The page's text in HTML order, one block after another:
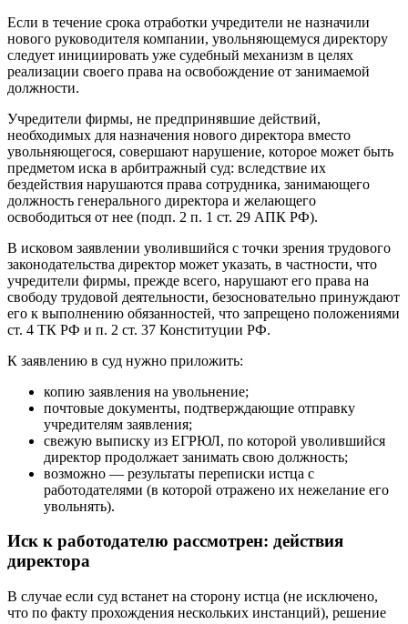
Если в течение срока отработки учредители не назначили
нового руководителя компании, увольняющемуся директору
следует инициировать уже судебный механизм в целях
реализации своего права на освобождение от занимаемой
должности.
Учредители фирмы, не предпринявшие действий,
необходимых для назначения нового директора вместо
увольняющегося, совершают нарушение, которое может быть
предметом иска в арбитражный суд: вследствие их
бездействия нарушаются права сотрудника, занимающего
должность генерального директора и желающего
освободиться от нее (подп. 2 п. 1 ст. 29 АПК РФ).
В исковом заявлении уволившийся с точки зрения трудового
законодательства директор может указать, в частности, что
учредители фирмы, прежде всего, нарушают его права на
свободу трудовой деятельности, безосновательно принуждают
его к выполнению обязанностей, что запрещено положениями
ст. 4 ТК РФ и п. 2 ст. 37 Конституции РФ.
К заявлению в суд нужно приложить:
копию заявления на увольнение;
почтовые документы, подтверждающие отправку
учредителям заявления;
свежую выписку из ЕГРЮЛ, по которой уволившийся
директор продолжает занимать свою должность;
возможно — результаты переписки истца с
работодателями (в которой отражено их нежелание его
увольнять).
Иск к работодателю рассмотрен: действия
директора
В случае если суд встанет на сторону истца (не исключено,
что по факту прохождения нескольких инстанций), решение